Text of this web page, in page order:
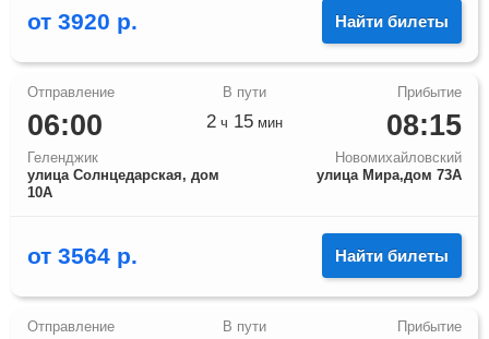
от 3920 р. Найти билеты
06:00
Геленджик
улица Солнцедарская, дом
10А
08:15
Новомихайловский
улица Мира,дом 73А
2 ч 15 мин
от 3564 р. Найти билеты